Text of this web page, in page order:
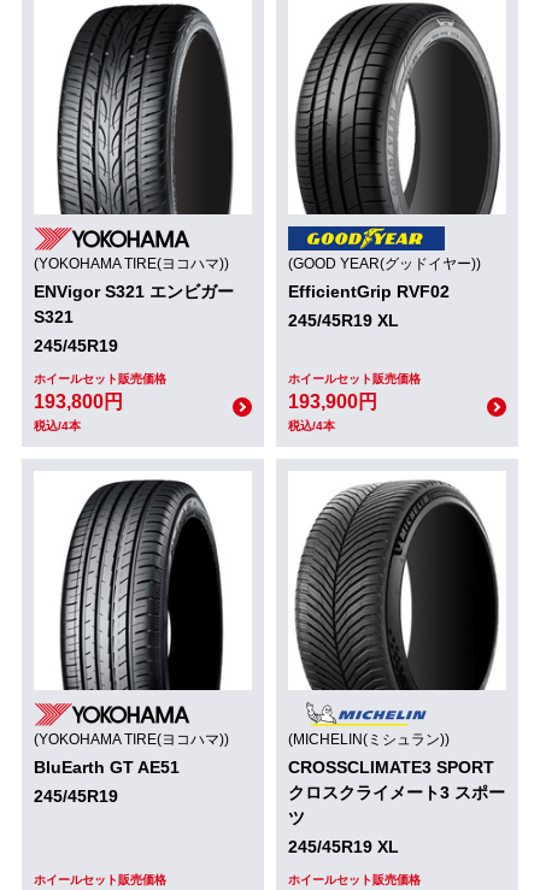
(YOKOHAMA TIRE(ヨコハマ))
ENVigor S321 エンビガー
S321
245/45R19
ホイールセット販売価格
193,800円
税込/4本
(GOOD YEAR(グッドイヤー))
EfficientGrip RVF02
245/45R19 XL
ホイールセット販売価格
193,900円
税込/4本
(YOKOHAMA TIRE(ヨコハマ))
BluEarth GT AE51
245/45R19
ホイールセット販売価格
(MICHELIN(ミシュラン))
CROSSCLIMATE3 SPORT
クロスクライメート3 スポー
ツ
245/45R19 XL
ホイールセット販売価格